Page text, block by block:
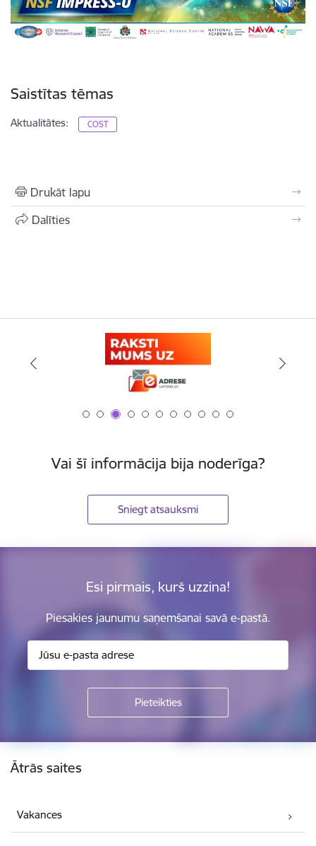
Saistītas tēmas
Aktualitātes: COST
Drukāt lapu
Dalīties
Vai šī informācija bija noderīga?
Sniegt atsauksmi
Esi pirmais, kurš uzzina!
Piesakies jaunumu saņemšanai savā e-pastā.
Kājene
Ātrās saites
Vakances